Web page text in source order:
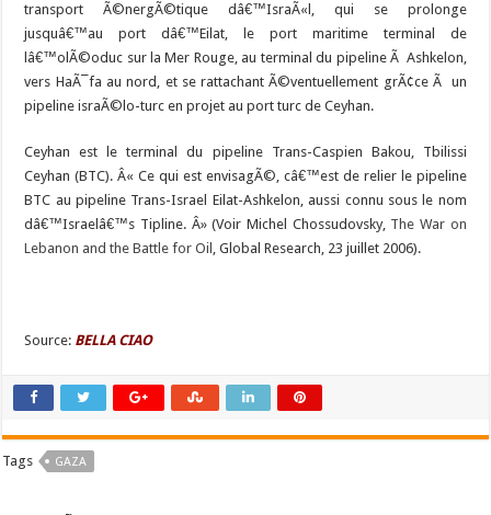
transport Ã©nergÃ©tique dâ€™IsraÃ«l, qui se prolonge
jusquâ€™au port dâ€™Eilat, le port maritime terminal de
lâ€™olÃ©oduc sur la Mer Rouge, au terminal du pipeline Ã Ashkelon,
vers HaÃ¯fa au nord, et se rattachant Ã©ventuellement grÃ¢ce Ã un
pipeline israÃ©lo-turc en projet au port turc de Ceyhan.
Ceyhan est le terminal du pipeline Trans-Caspien Bakou, Tbilissi
Ceyhan (BTC). Â« Ce qui est envisagÃ©, câ€™est de relier le pipeline
BTC au pipeline Trans-Israel Eilat-Ashkelon, aussi connu sous le nom
dâ€™Israelâ€™s Tipline. Â» (Voir Michel Chossudovsky, The War on
Lebanon and the Battle for Oil , Global Research, 23 juillet 2006).
Source: BELLA CIAO
Tags GAZA